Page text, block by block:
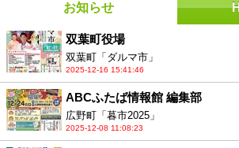
お知らせ
双葉町役場
双葉町「ダルマ市」
2025-12-16 15:41:46
ABCふたば情報館 編集部
広野町「暮市2025」
2025-12-08 11:08:23